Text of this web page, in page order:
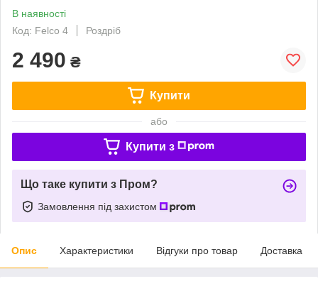
В наявності
Код: Felco 4
Роздріб
2 490 ₴
Купити
або
Купити з
Що таке купити з Пром?
Замовлення під захистом
Опис Характеристики Відгуки про товар Доставка